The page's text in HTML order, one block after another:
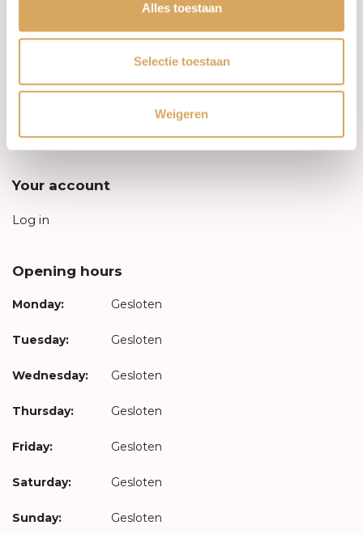
Alles toestaan
Selectie toestaan
Weigeren
Algemene voorwaarden
Levertijd & verzendkosten
Leveringsvoorwaarden
Privacy Policy
Your account
Log in
Opening hours
Monday: Gesloten
Tuesday: Gesloten
Wednesday: Gesloten
Thursday: Gesloten
Friday: Gesloten
Saturday: Gesloten
Sunday: Gesloten